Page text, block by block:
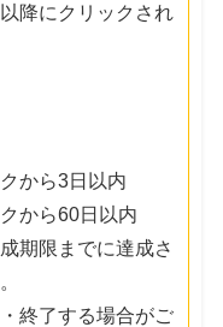
降にクリックされ
から3日以内
から60日以内
期限までに達成さ
終了する場合がご